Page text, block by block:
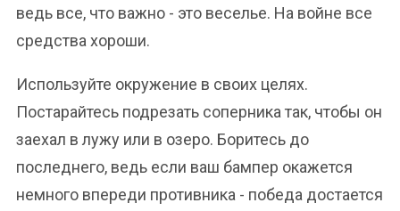
ведь все, что важно - это веселье. На войне все
средства хороши.
Используйте окружение в своих целях.
Постарайтесь подрезать соперника так, чтобы он
заехал в лужу или в озеро. Боритесь до
последнего, ведь если ваш бампер окажется
немного впереди противника - победа достается